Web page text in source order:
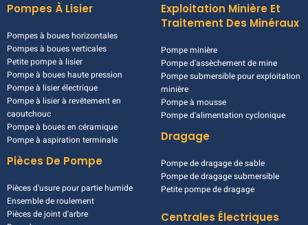
Pompes À Lisier
Pompes à boues horizontales
Pompes à boues verticales
Petite pompe à lisier
Pompe à boues haute pression
Pompe à lisier électrique
Pompe à lisier à revêtement en
caoutchouc
Pompe à boues en céramique
Pompe à aspiration terminale
Pièces De Pompe
Pièces d'usure pour partie humide
Ensemble de roulement
Pièces de joint d'arbre
Exploitation Minière Et
Traitement Des Minéraux
Pompe minière
Pompe d'assèchement de mine
Pompe submersible pour exploitation
minière
Pompe à mousse
Pompe d'alimentation cyclonique
Dragage
Pompe de dragage de sable
Pompe de dragage submersible
Petite pompe de dragage
Centrales Électriques